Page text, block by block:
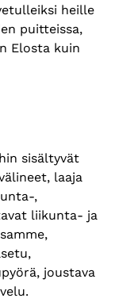
heille
puitteissa,
Elosta kuin
sisältyvät
laaja
,
liikunta- ja
joustava